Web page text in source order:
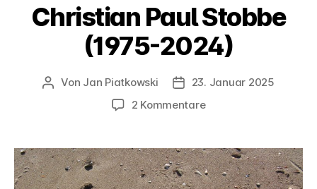
Christian Paul Stobbe
(1975-2024)
Beitragsautor
Von Jan Piatkowski Veröffentlichungsdatum
23. Januar 2025
2 Kommentarezu
Stobbe
(1975-
2024)